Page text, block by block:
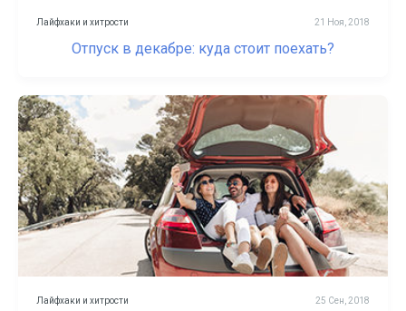
Лайфхаки и хитрости 21 Ноя, 2018
Отпуск в декабре: куда стоит поехать?
Лайфхаки и хитрости 25 Сен, 2018